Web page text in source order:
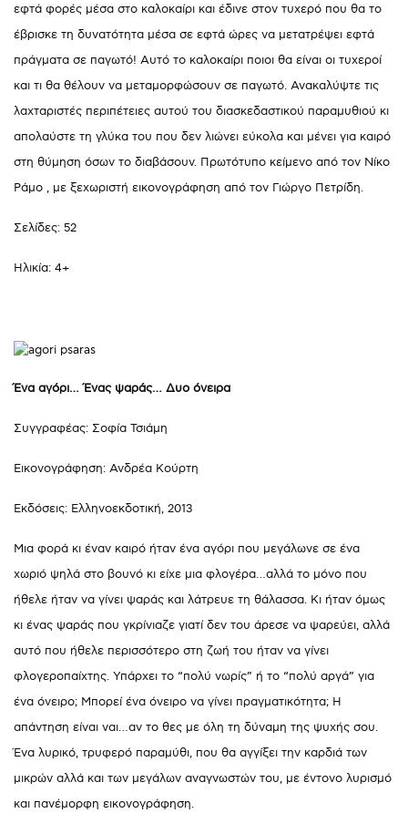
εφτά φορές μέσα στο καλοκαίρι και έδινε στον τυχερό που θα το
έβρισκε τη δυνατότητα μέσα σε εφτά ώρες να μετατρέψει εφτά
πράγματα σε παγωτό! Αυτό το καλοκαίρι ποιοι θα είναι οι τυχεροί
και τι θα θέλουν να μεταμορφώσουν σε παγωτό. Ανακαλύψτε τις
λαχταριστές περιπέτειες αυτού του διασκεδαστικού παραμυθιού κι
απολαύστε τη γλύκα του που δεν λιώνει εύκολα και μένει για καιρό
στη θύμηση όσων το διαβάσουν. Πρωτότυπο κείμενο από τον Νίκο
Ράμο , με ξεχωριστή εικονογράφηση από τον Γιώργο Πετρίδη.
Σελίδες: 52
Ηλικία: 4+
Ένα αγόρι… Ένας ψαράς… Δυο όνειρα
Συγγραφέας: Σοφία Τσιάμη
Εικονογράφηση: Ανδρέα Κούρτη
Εκδόσεις: Ελληνοεκδοτική, 2013
Μια φορά κι έναν καιρό ήταν ένα αγόρι που μεγάλωνε σε ένα
χωριό ψηλά στο βουνό κι είχε μια φλογέρα…αλλά το μόνο που
ήθελε ήταν να γίνει ψαράς και λάτρευε τη θάλασσα. Κι ήταν όμως
κι ένας ψαράς που γκρίνιαζε γιατί δεν του άρεσε να ψαρεύει, αλλά
αυτό που ήθελε περισσότερο στη ζωή του ήταν να γίνει
φλογεροπαίχτης. Υπάρχει το “πολύ νωρίς” ή το “πολύ αργά” για
ένα όνειρο; Μπορεί ένα όνειρο να γίνει πραγματικότητα; Η
απάντηση είναι ναι…αν το θες με όλη τη δύναμη της ψυχής σου.
Ένα λυρικό, τρυφερό παραμύθι, που θα αγγίξει την καρδιά των
μικρών αλλά και των μεγάλων αναγνωστών του, με έντονο λυρισμό
και πανέμορφη εικονογράφηση.